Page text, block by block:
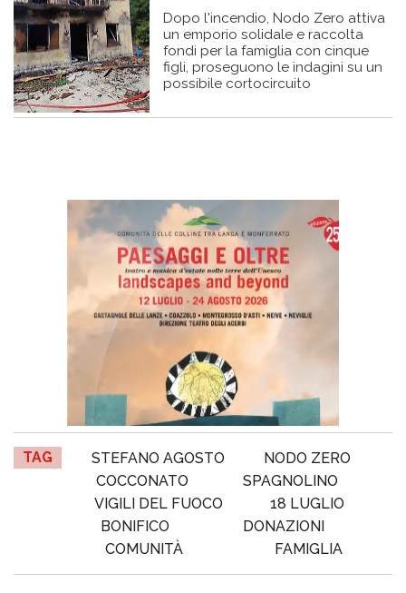
Dopo l'incendio, Nodo Zero attiva
un emporio solidale e raccolta
fondi per la famiglia con cinque
figli, proseguono le indagini su un
possibile cortocircuito
TAG STEFANO AGOSTO
NODO ZERO
COCCONATO
SPAGNOLINO
VIGILI DEL FUOCO
18 LUGLIO
BONIFICO
DONAZIONI
COMUNITÀ
FAMIGLIA